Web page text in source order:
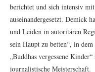
berichtet und sich intensiv
auseinandergesetzt. Demick
und Leiden in autoritären
sein Haupt zu betten“, in
„Buddhas vergessene
journalistische Meisterschaft.